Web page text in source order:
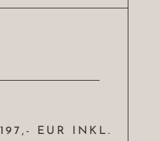
EUR INKL.